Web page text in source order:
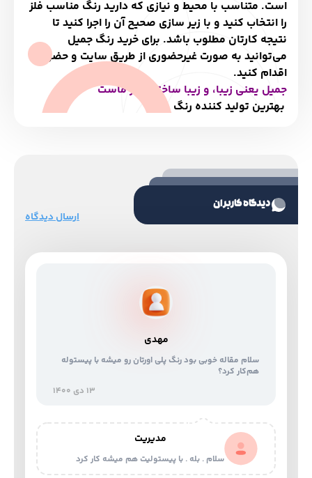
است. متناسب با محیط و نیازی که دارید رنگ مناسب فلز
را انتخاب کنید و با زیر سازی صحیح آن را اجرا کنید تا
نتیجه کارتان مطلوب باشد. برای خرید رنگ جمیل
می‌توانید به صورت غیرحضوری از طریق سایت و حضوری
اقدام کنید.
جمیل یعنی زیبا، و زیبا ساختن هنر ماست
بهترین تولید کننده رنگ
دیدگاه کاربران
ارسال دیدگاه
مهدی
سلام مقاله خوبی بود رنگ پلی اورتان رو میشه با پیستوله
هم‌کار کرد؟
13 دی 1400
مدیریت
سلام . بله . با پیستولیت هم میشه کار کرد